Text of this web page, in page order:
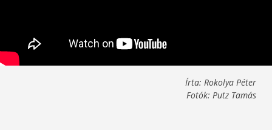
Írta: Rokolya Péter
Fotók: Putz Tamás